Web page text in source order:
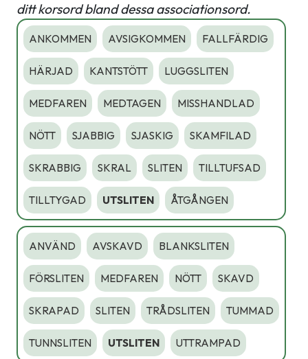
ditt korsord bland dessa associationsord.
ANKOMMEN AVSIGKOMMEN FALLFÄRDIG
HÄRJAD KANTSTÖTT LUGGSLITEN
MEDFAREN MEDTAGEN MISSHANDLAD
NÖTT SJABBIG SJASKIG SKAMFILAD
SKRABBIG SKRAL SLITEN TILLTUFSAD
TILLTYGAD UTSLITEN ÅTGÅNGEN
ANVÄND AVSKAVD BLANKSLITEN
FÖRSLITEN MEDFAREN NÖTT SKAVD
SKRAPAD SLITEN TRÅDSLITEN TUMMAD
TUNNSLITEN UTSLITEN UTTRAMPAD